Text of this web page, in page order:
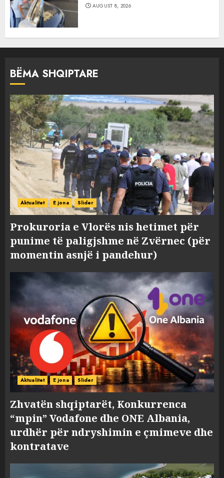
AUGUST 8, 2026
BËMA SHQIPTARE
Aktualitet E jona Slider
Prokuroria e Vlorës nis hetimet për
punime të paligjshme në Zvërnec (për
momentin asnjë i pandehur)
Aktualitet E jona Slider
Zhvatën shqiptarët, Konkurrenca
“mpin” Vodafone dhe ONE Albania,
urdhër për ndryshimin e çmimeve dhe
kontratave